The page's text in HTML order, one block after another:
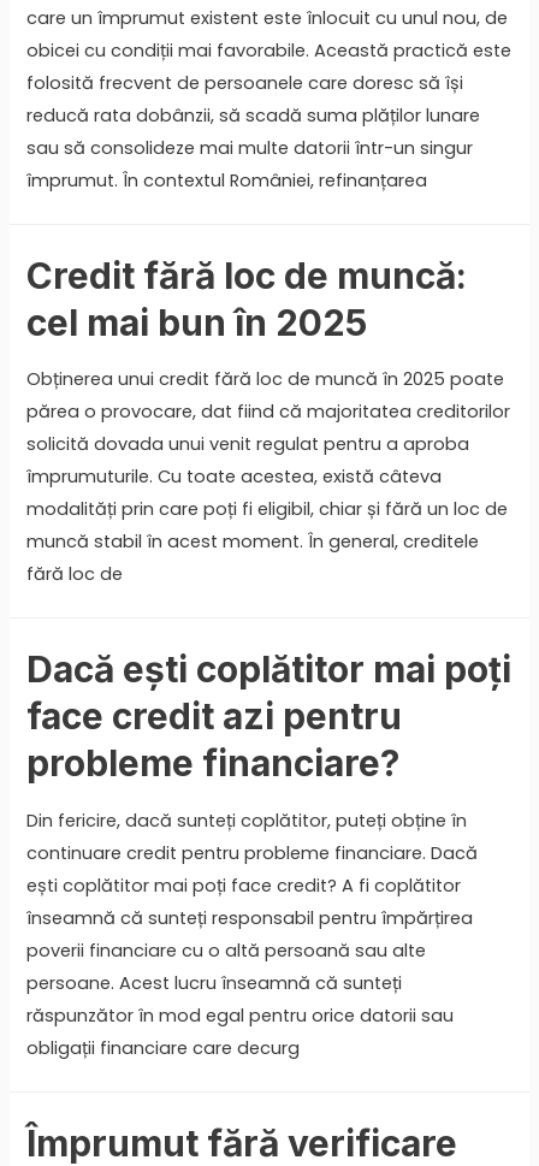
care un împrumut existent este înlocuit cu unul nou, de
obicei cu condiții mai favorabile. Această practică este
folosită frecvent de persoanele care doresc să își
reducă rata dobânzii, să scadă suma plăților lunare
sau să consolideze mai multe datorii într-un singur
împrumut. În contextul României, refinanțarea
Credit fără loc de muncă:
cel mai bun în 2025
Obținerea unui credit fără loc de muncă în 2025 poate
părea o provocare, dat fiind că majoritatea creditorilor
solicită dovada unui venit regulat pentru a aproba
împrumuturile. Cu toate acestea, există câteva
modalități prin care poți fi eligibil, chiar și fără un loc de
muncă stabil în acest moment. În general, creditele
fără loc de
Dacă ești coplătitor mai poți
face credit azi pentru
probleme financiare?
Din fericire, dacă sunteți coplătitor, puteți obține în
continuare credit pentru probleme financiare. Dacă
ești coplătitor mai poți face credit? A fi coplătitor
înseamnă că sunteți responsabil pentru împărțirea
poverii financiare cu o altă persoană sau alte
persoane. Acest lucru înseamnă că sunteți
răspunzător în mod egal pentru orice datorii sau
obligații financiare care decurg
Împrumut fără verificare